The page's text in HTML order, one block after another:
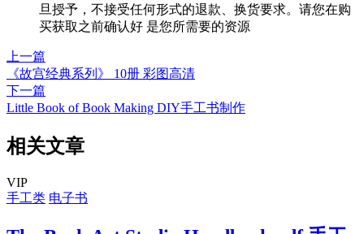
旦授予，不接受任何形式的退款、换货要求。请您在购
买获取之前确认好 是您所需要的资源
上一篇
《故宫经典系列》 10册 彩图高清
下一篇
Little Book of Book Making DIY手工书制作
相关文章
VIP
手工类 电子书